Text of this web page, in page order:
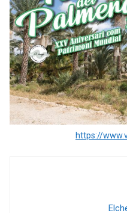
https://